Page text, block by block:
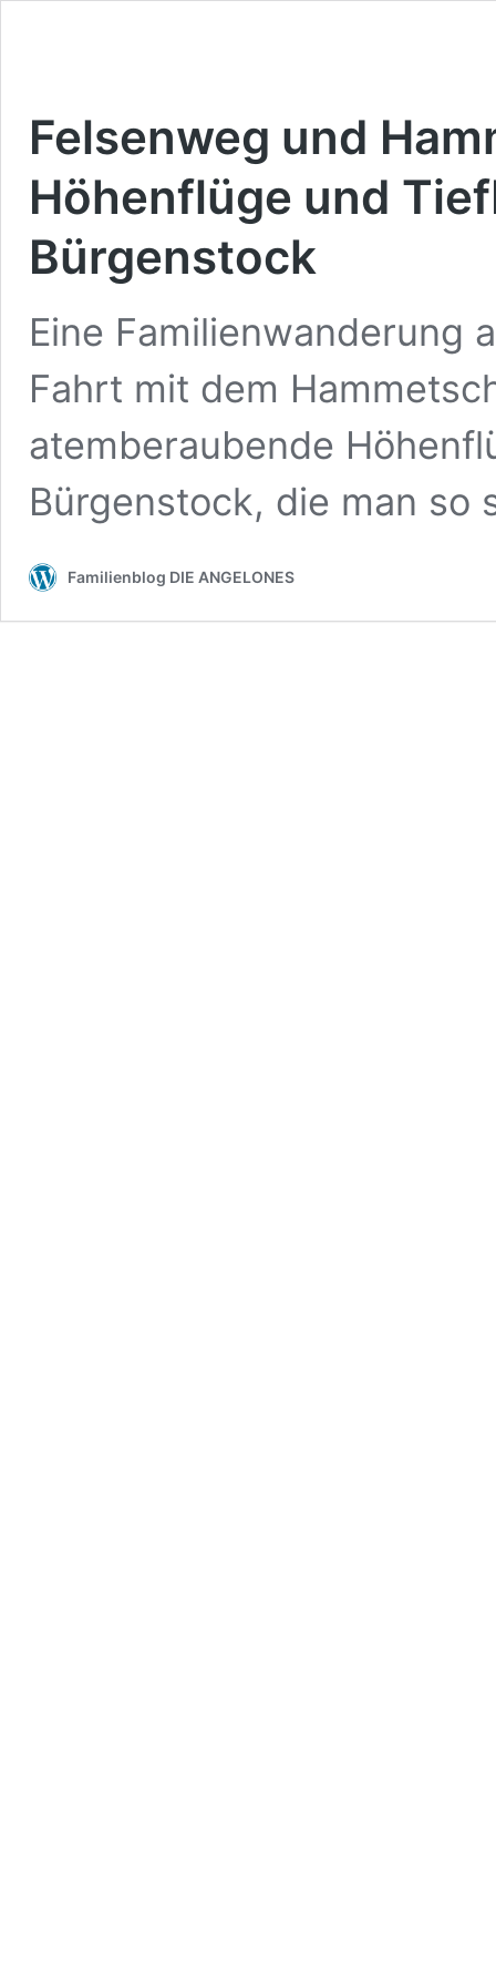
Felsenweg und
Höhenflüge und
Bürgenstock
Eine Familienwanderung
Fahrt mit dem
atemberaubende
Bürgenstock, die man so
Familienblog DIE ANGELONES